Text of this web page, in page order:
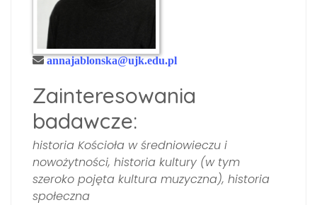
annajablonska@ujk.edu.pl
Zainteresowania
badawcze:
historia Kościoła w średniowieczu i
nowożytności, historia kultury (w tym
szeroko pojęta kultura muzyczna), historia
społeczna